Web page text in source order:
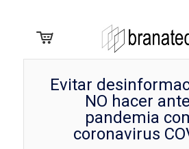
Evitar
NO hacer
pandemia
coronavirus